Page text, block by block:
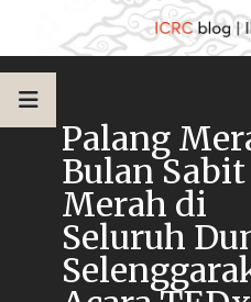
Palang
Bulan Sabit
Merah di
Seluruh